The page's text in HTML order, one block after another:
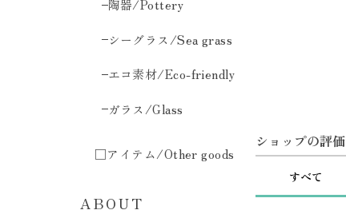
陶器/Pottery
シーグラス/Sea grass
エコ素材/Eco-friendly
ガラス/Glass
□アイテム/Other goods
ABOUT
ショップの評価
すべて